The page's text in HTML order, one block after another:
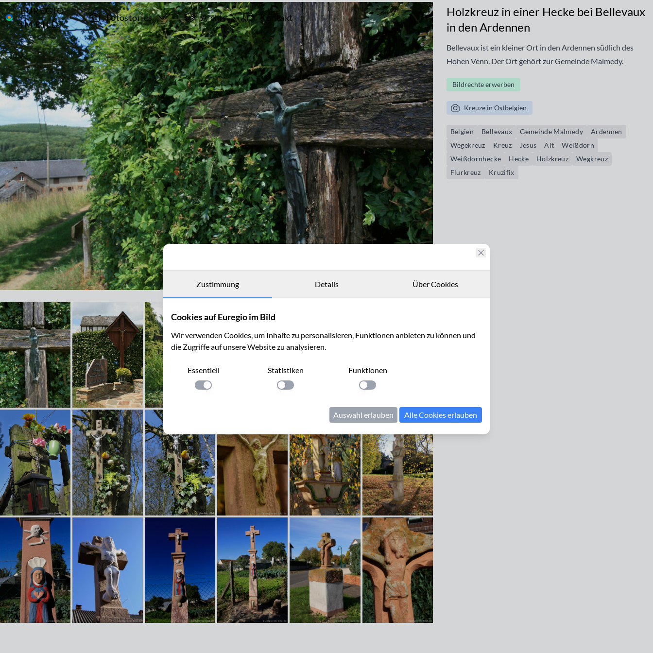
EUREGIO
IM BILD
Fotostories Archiv Kontakt
Archiv
6586
Kreuze in
Ostbelgien
Holzkreuz in einer Hecke bei Bellevaux in den Ardennen
Holzkreuz in einer Hecke bei Bellevaux
in den Ardennen
Bellevaux ist ein kleiner Ort in den Ardennen südlich des
Hohen Venn. Der Ort gehört zur Gemeinde Malmedy.
Bildrechte erwerben
Kreuze in Ostbelgien
Belgien Bellevaux Gemeinde Malmedy
Ardennen
Wegekreuz
Kreuz Jesus Alt
Weißdorn
Weißdornhecke
Hecke Holzkreuz
Wegkreuz
Flurkreuz
Kruzifix
Zustimmung Details Über Cookies
Cookies auf Euregio im Bild
Wir verwenden Cookies, um Inhalte zu personalisieren, Funktionen anbieten zu können und
die Zugriffe auf unsere Website zu analysieren.
Essentiell
Einstellung anwenden
Statistiken
Einstellung anwenden
Funktionen
Einstellung anwenden
Auswahl erlauben Alle Cookies erlauben